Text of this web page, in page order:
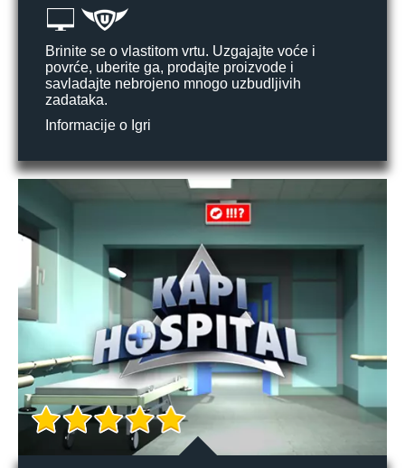
Brinite se o vlastitom vrtu. Uzgajajte voće i
povrće, uberite ga, prodajte proizvode i
savladajte nebrojeno mnogo uzbudljivih
zadataka.
Informacije o Igri